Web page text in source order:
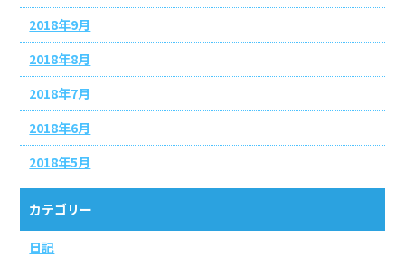
2018年9月
2018年8月
2018年7月
2018年6月
2018年5月
カテゴリー
日記